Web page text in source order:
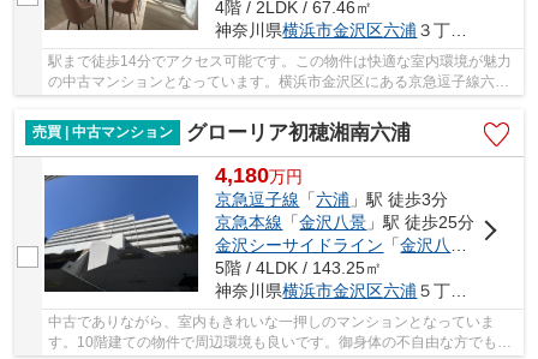
4階 / 2LDK / 67.46㎡
神奈川県横浜市金沢区六浦 ３丁目9-3
駅まで徒歩14分でアクセス可能です。この物件は快適な室内環境が魅力
の中古マンションとなっています。横浜市金沢区にある京急逗子線六浦
周辺でこだわりの物件をお探しなら、当社にお...
売買 | 中古マンション
グローリア初穂湘南六浦
4,180万円
京急逗子線 「六浦 」駅 徒歩3分
京急本線 「金沢八景 」駅 徒歩25分
金沢シーサイドライン 「金沢八景
」駅 徒
5階 / 4LDK / 143.25㎡
神奈川県横浜市金沢区六浦 ５丁目43-1
中古でありながら、室内もきれいな一押しのマンションとなっていま
す。10階建ての物件で周辺環境も良いです。御身体の不自由な方でも安